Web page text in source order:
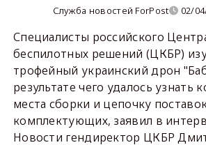
Служба новостей ForPost 02/
Специалисты российского
беспилотных решений (ЦКБР)
трофейный украинский дрон
результате чего удалось узнать
места сборки и цепочку
комплектующих, заявил в
Новости гендиректор ЦКБР